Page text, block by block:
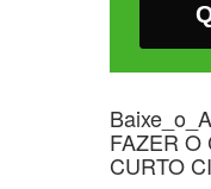
FAZER O
CURTO